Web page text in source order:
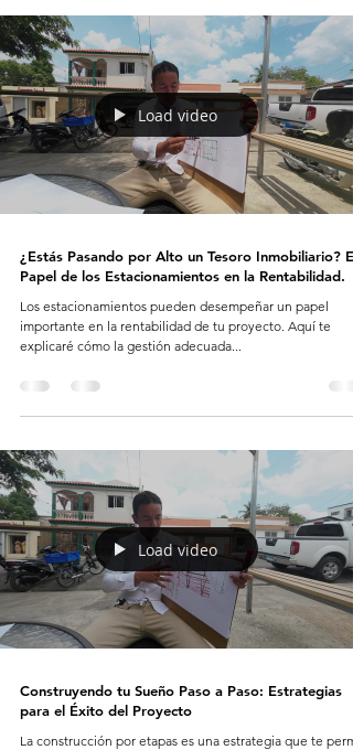
Load video
¿Estás Pasando por Alto un Tesoro Inmobiliario? El
Papel de los Estacionamientos en la Rentabilidad.
Los estacionamientos pueden desempeñar un papel
importante en la rentabilidad de tu proyecto. Aquí te
explicaré cómo la gestión adecuada...
Load video
Construyendo tu Sueño Paso a Paso: Estrategias
para el Éxito del Proyecto
La construcción por etapas es una estrategia que te